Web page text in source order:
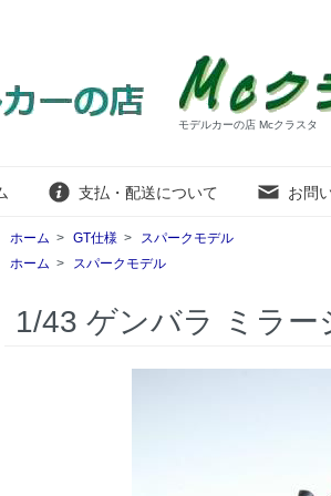
モデルカーの店 Mcクラスタ
支払・配送について お問
ホーム > GT仕様 >
スパークモデル
ホーム > スパークモデル
1/43 ゲンバラ ミラー